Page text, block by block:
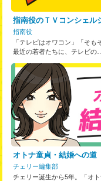
指南役のＴＶコンシェル
指南役
「テレビはオワコン」「そ
最近の若者たちに、テレビの…
オトナ童貞・結婚への道
チェリー編集部
チェリー誕生から5年。「オ